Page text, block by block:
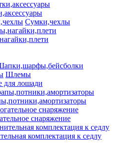
Сумки,чехлы
Шлемы
для лошади
снаряжение
комплектация к седлу